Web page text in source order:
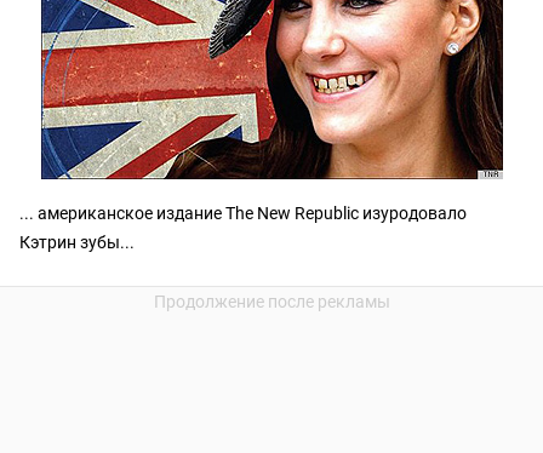
... американское издание The New Republic изуродовало
Кэтрин зубы...